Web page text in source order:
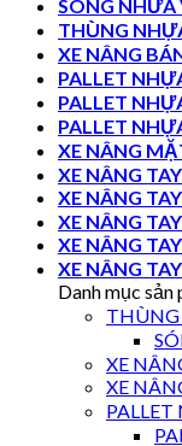
SÓNG
THÙNG
XE NÂNG
PALLET
PALLET
PALLET
XE NÂNG
XE NÂNG TAY
XE NÂNG
XE NÂNG
XE NÂNG
XE NÂNG
Danh mục sản
XE
XE